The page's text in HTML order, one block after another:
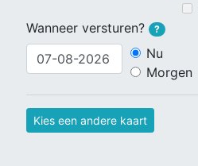
Wanneer versturen?
?
Nu
Morgen
Kies een andere kaart